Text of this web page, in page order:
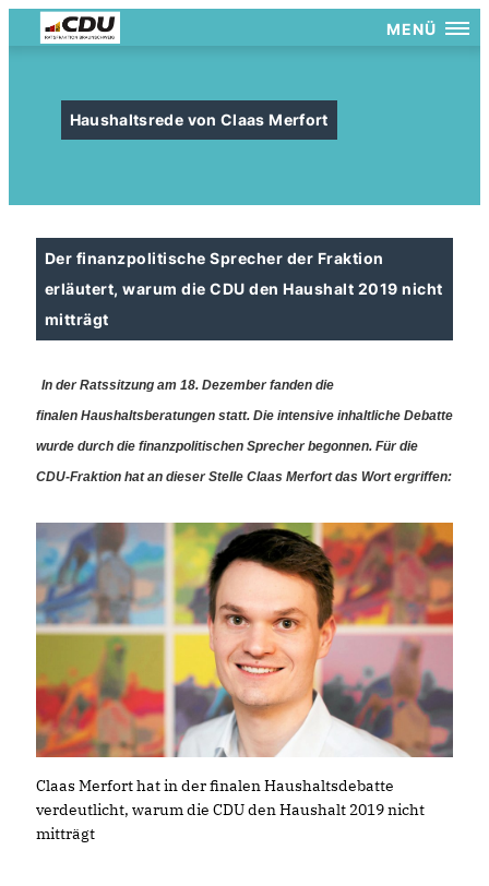
MENÜ
Haushaltsrede von Claas Merfort
Der finanzpolitische Sprecher der Fraktion
erläutert, warum die CDU den Haushalt 2019 nicht
mitträgt
In der Ratssitzung am 18. Dezember fanden die
finalen Haushaltsberatungen statt. Die intensive inhaltliche Debatte
wurde durch die finanzpolitischen Sprecher begonnen. Für die
CDU-Fraktion hat an dieser Stelle Claas Merfort das Wort ergriffen:
Claas Merfort hat in der finalen Haushaltsdebatte
verdeutlicht, warum die CDU den Haushalt 2019 nicht
mitträgt